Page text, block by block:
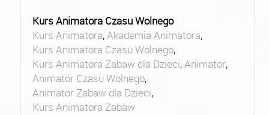
Kurs Animatora Czasu Wolnego
Kurs Animatora,Akademia Animatora,
Kurs Animatora Czasu Wolnego,
Kurs Animatora Zabaw dla Dzieci,Animator,
Animator Czasu Wolnego,
Animator Zabaw dla Dzieci,
Kurs Animatora Zabaw